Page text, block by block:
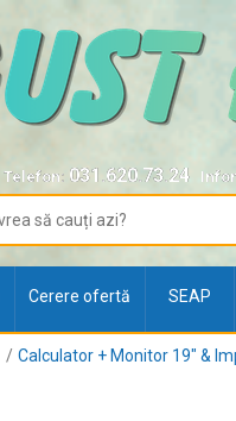
Telefon: 031.620.73.24
Cerere ofertă SEAP
Calculator + Monitor 19" &